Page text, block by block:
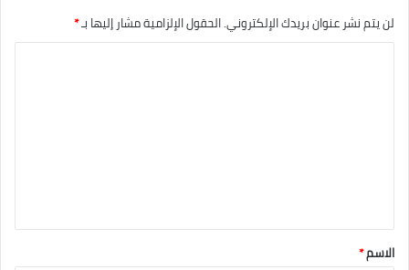
لن يتم نشر عنوان بريدك الإلكتروني.الحقول الإلزامية مشار إليها بـ*
*
الاسم*